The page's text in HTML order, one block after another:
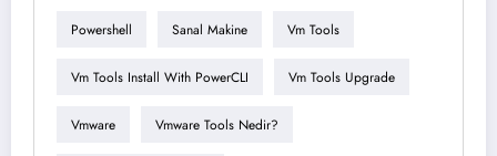
Powershell Sanal Makine Vm Tools
Vm Tools Install With PowerCLI Vm Tools Upgrade
Vmware Vmware Tools Nedir?